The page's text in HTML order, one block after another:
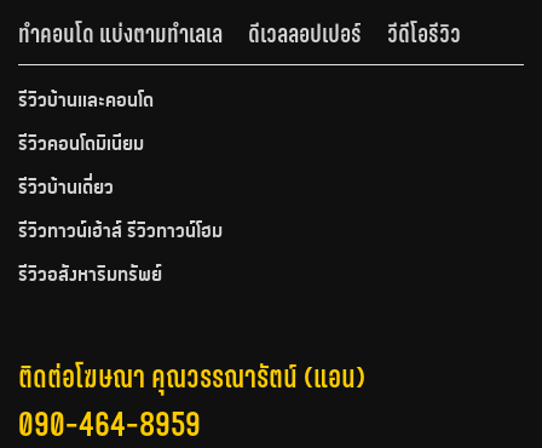
ทำคอนโด แบ่งตามทำเลเล
ดีเวลลอปเปอร์ วีดีโอรีวิว
รีวิวบ้านและคอนโด
รีวิวคอนโดมิเนียม
รีวิวบ้านเดี่ยว
รีวิวทาวน์เฮ้าส์ รีวิวทาวน์โฮม
รีวิวอสังหาริมทรัพย์
ติดต่อโฆษณา คุณวรรณารัตน์ (แอน)
090-464-8959